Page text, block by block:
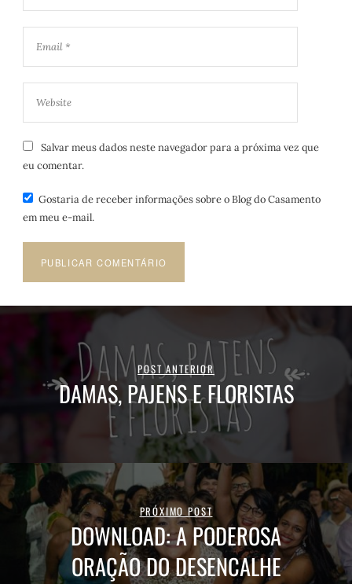
Salvar meus dados neste navegador para a próxima vez que
eu comentar.
Gostaria de receber informações sobre o Blog do Casamento
em meu e-mail.
POST ANTERIOR
DAMAS, PAJENS E FLORISTAS
PRÓXIMO POST
DOWNLOAD: A PODEROSA
ORAÇÃO DO DESENCALHE